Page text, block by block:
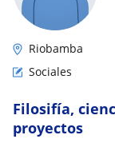
Riobamba
Sociales
Filosifía,
proyectos